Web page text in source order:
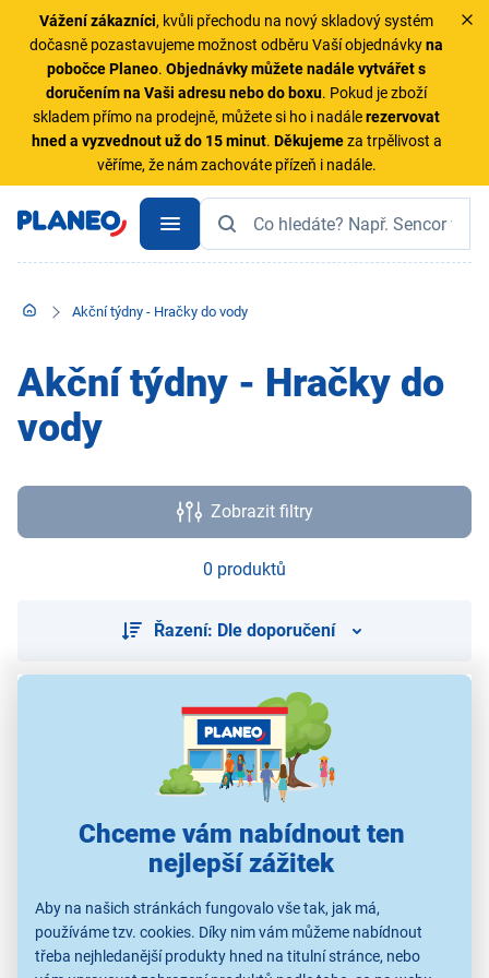
Chceme vám nabídnout ten
nejlepší zážitek
Aby na našich stránkách fungovalo vše tak, jak má,
používáme tzv. cookies. Díky nim vám můžeme nabídnout
třeba nejhledanější produkty hned na titulní stránce, nebo
Vážení zákazníci, kvůli přechodu na nový skladový systém
dočasně pozastavujeme možnost odběru Vaší objednávkyna
pobočce Planeo.Objednávky můžete nadále vytvářet s
doručením na Vaši adresu nebo do boxu. Pokud je zboží
skladem přímo na prodejně, můžete si ho i nadálerezervovat
hned a vyzvednout už do 15 minut. Děkujemeza trpělivost a
věříme, že nám zachováte přízeň i nadále.
Akční týdny - Hračky do vody
Akční týdny - Hračky do
vody
Zobrazit filtry
0 produktů
Řazení: Dle doporučení
Použité obrázky jsou pouze ilustrativní a technické specifikace se
mohou v průběhu času změnit bez předchozího upozornění.